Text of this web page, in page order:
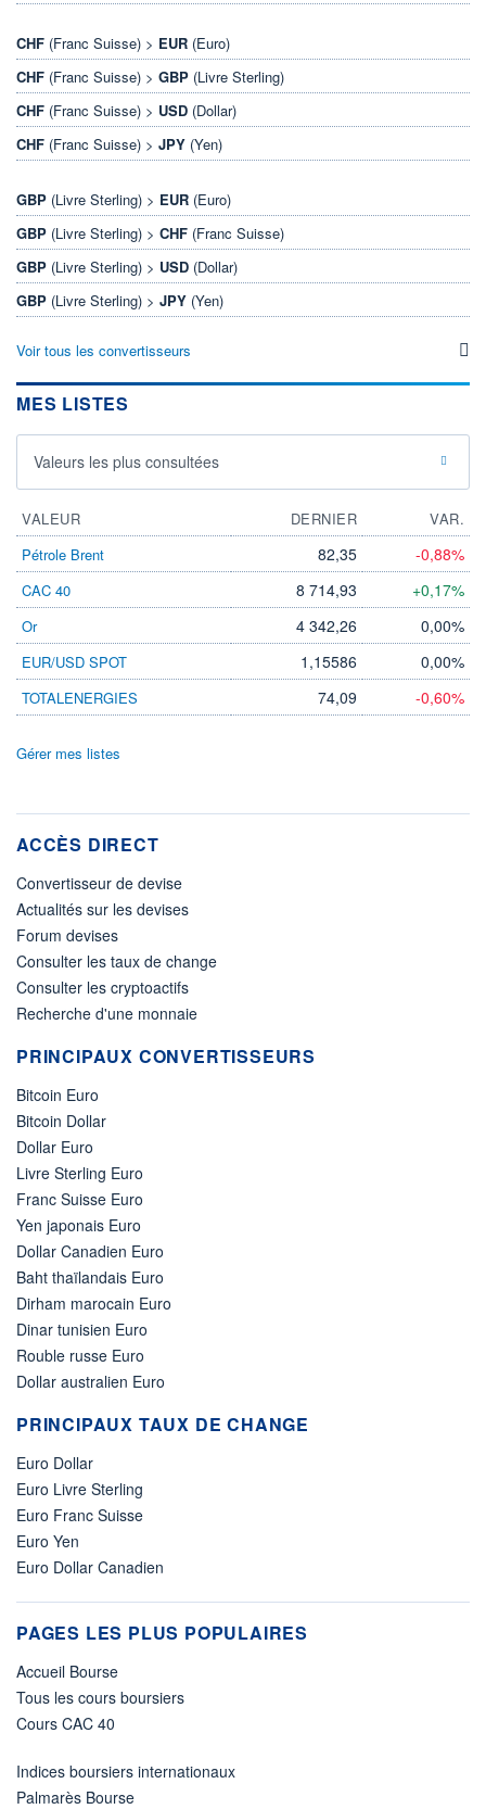
CHF (Franc Suisse) > EUR (Euro)
CHF (Franc Suisse) > GBP (Livre Sterling)
CHF (Franc Suisse) > USD (Dollar)
CHF (Franc Suisse) > JPY (Yen)
GBP (Livre Sterling) > EUR (Euro)
GBP (Livre Sterling) > CHF (Franc Suisse)
GBP (Livre Sterling) > USD (Dollar)
GBP (Livre Sterling) > JPY (Yen)
Voir tous les convertisseurs
MES LISTES
Valeurs les plus consultées
VALEUR DERNIER
VAR.
Pétrole Brent
82,35 -0,88%
CAC 40 8 714,93 +0,17%
Or 4 342,26 0,00%
EUR/USD SPOT 1,15586 0,00%
TOTALENERGIES 74,09 -0,60%
Gérer mes listes
ACCÈS DIRECT
Convertisseur de devise
Actualités sur les devises
Forum devises
Consulter les taux de change
Consulter les cryptoactifs
Recherche d'une monnaie
PRINCIPAUX CONVERTISSEURS
Bitcoin Euro
Bitcoin Dollar
Dollar Euro
Livre Sterling Euro
Franc Suisse Euro
Yen japonais Euro
Dollar Canadien Euro
Baht thaïlandais Euro
Dirham marocain Euro
Dinar tunisien Euro
Rouble russe Euro
Dollar australien Euro
PRINCIPAUX TAUX DE CHANGE
Euro Dollar
Euro Livre Sterling
Euro Franc Suisse
Euro Yen
Euro Dollar Canadien
PAGES LES PLUS POPULAIRES
Accueil Bourse
Tous les cours boursiers
Cours CAC 40
Indices boursiers internationaux
Palmarès Bourse